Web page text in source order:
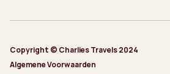
Copyright © Charlies Travels 2024
Algemene Voorwaarden